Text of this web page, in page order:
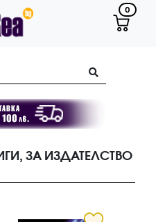
0
ЗА ИЗДАТЕЛСТВО